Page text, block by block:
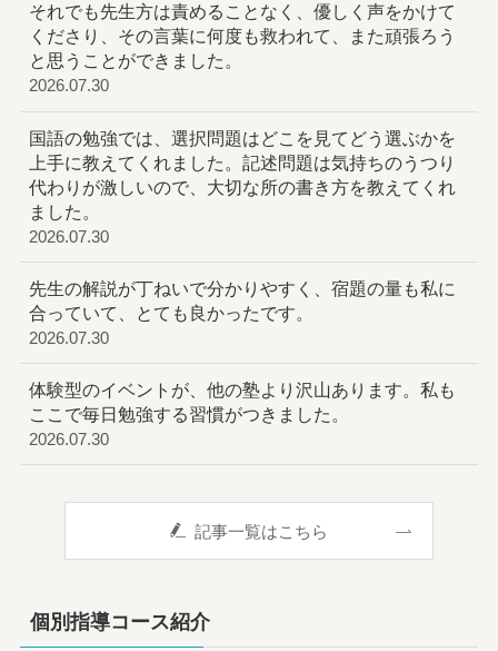
それでも先生方は責めることなく、優しく声をかけて
くださり、その言葉に何度も救われて、また頑張ろう
と思うことができました。
2026.07.30
国語の勉強では、選択問題はどこを見てどう選ぶかを
上手に教えてくれました。記述問題は気持ちのうつり
代わりが激しいので、大切な所の書き方を教えてくれ
ました。
2026.07.30
先生の解説が丁ねいで分かりやすく、宿題の量も私に
合っていて、とても良かったです。
2026.07.30
体験型のイベントが、他の塾より沢山あります。私も
ここで毎日勉強する習慣がつきました。
2026.07.30
記事一覧はこちら
個別指導コース紹介